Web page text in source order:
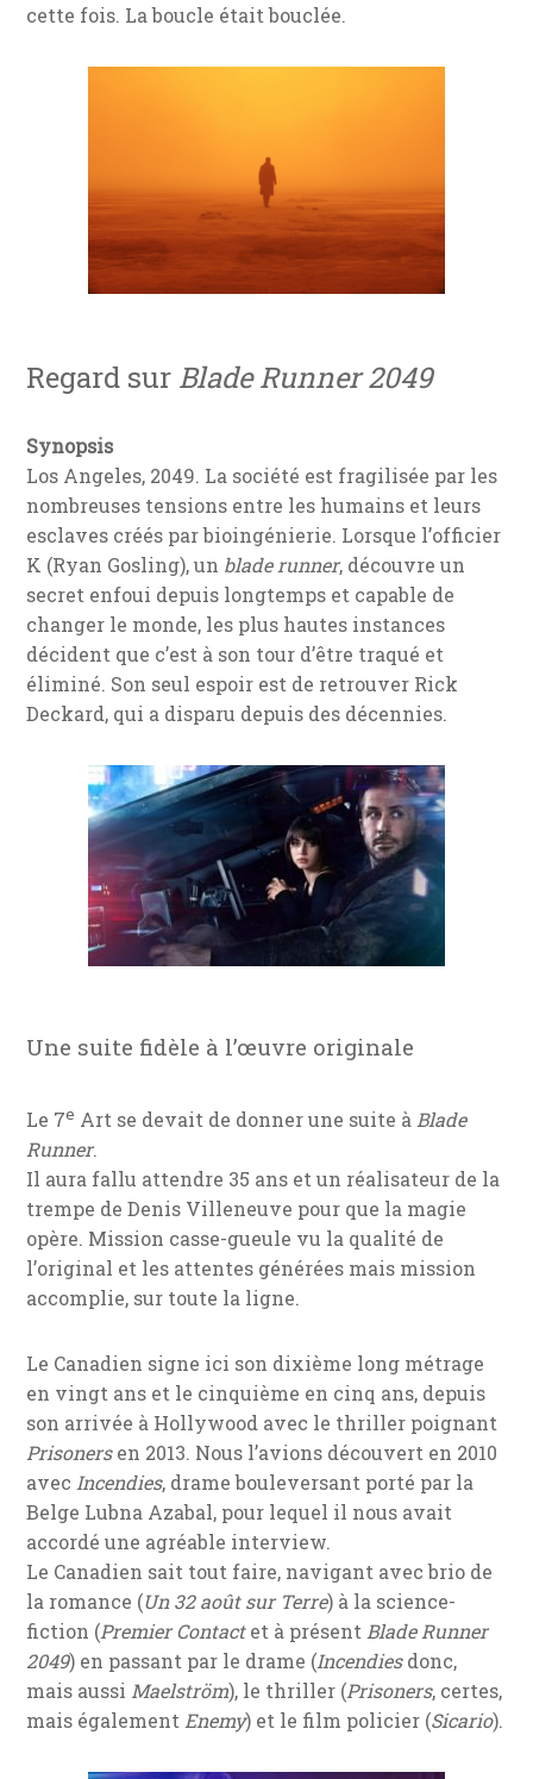
cette fois. La boucle était bouclée.
Regard sur Blade Runner 2049
Synopsis
Los Angeles, 2049. La société est fragilisée par les
nombreuses tensions entre les humains et leurs
esclaves créés par bioingénierie. Lorsque l’officier
K (Ryan Gosling), un blade runner, découvre un
secret enfoui depuis longtemps et capable de
changer le monde, les plus hautes instances
décident que c’est à son tour d’être traqué et
éliminé. Son seul espoir est de retrouver Rick
Deckard, qui a disparu depuis des décennies.
Une suite fidèle à l’œuvre originale
Le 7e Art se devait de donner une suite àBlade
Runner.
Il aura fallu attendre 35 ans et un réalisateur de la
trempe de Denis Villeneuve pour que la magie
opère. Mission casse-gueule vu la qualité de
l’original et les attentes générées mais mission
accomplie, sur toute la ligne.
Le Canadien signe ici son dixième long métrage
en vingt ans et le cinquième en cinq ans, depuis
son arrivée à Hollywood avec le thriller poignant
Prisonersen 2013. Nous l’avions découvert en 2010
avecIncendies, drame bouleversant porté par la
Belge Lubna Azabal, pour lequel il nous avait
accordé une agréable interview.
Le Canadien sait tout faire, navigant avec brio de
la romance (Un 32 août sur Terre) à la science-
fiction (Premier Contactet à présentBlade Runner
2049) en passant par le drame (Incendiesdonc,
mais aussi Maelström), le thriller (Prisoners, certes,
mais égalementEnemy) et le film policier (Sicario).